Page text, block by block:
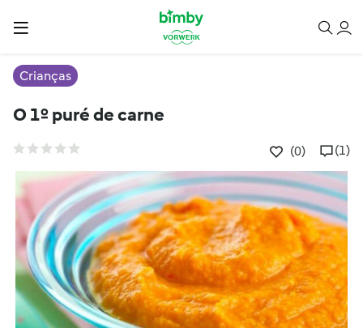
Crianças
O 1º puré de carne
(0) (1)